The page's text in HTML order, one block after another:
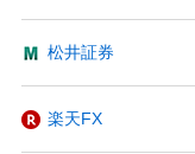
松井証券
楽天FX